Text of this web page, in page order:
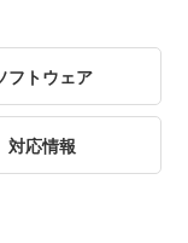
フトウェア
対応情報